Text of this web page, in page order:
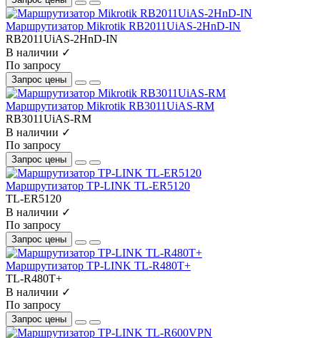
Маршрутизатор Mikrotik RB2011UiAS-2HnD-IN
RB2011UiAS-2HnD-IN
В наличии ✓
По запросу
Запрос цены
Маршрутизатор Mikrotik RB3011UiAS-RM
RB3011UiAS-RM
В наличии ✓
По запросу
Запрос цены
Маршрутизатор TP-LINK TL-ER5120
TL-ER5120
В наличии ✓
По запросу
Запрос цены
Маршрутизатор TP-LINK TL-R480T+
TL-R480T+
В наличии ✓
По запросу
Запрос цены